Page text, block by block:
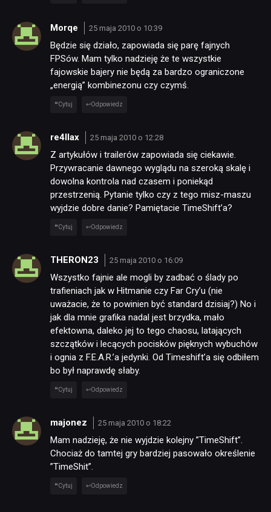
Morqe 25 maja 2010 o 10:39
Będzie się działo, zapowiada się parę fajnych
FPSów. Mam tylko nadzieję że te wszystkie
fajowskie bajery nie będą za bardzo ograniczone
„energią” kombinezonu czy czymś.
Cytuj Odpowiedz
re4llax 25 maja 2010 o 12:28
Z artykułów i trailerów zapowiada się ciekawie.
Przywracanie dawnego wyglądu na szeroką skalę i
dowolna kontrola nad czasem i poniekąd
przestrzenią. Pytanie tylko czy z tego misz-maszu
wyjdzie dobre danie? Pamiętacie TimeShift’a?
Cytuj Odpowiedz
THERON23 25 maja 2010 o 16:09
Wszystko fajnie ale mogli by zadbać o ślady po
trafieniach jak w Hitmanie czy Far Cry’u (nie
uważacie, że to powinien być standard dzisiaj?) No i
jak dla mnie grafika nadal jest brzydka, mało
efektowna, daleko jej to tego chaosu, latających
szczątków i lecących pocisków pięknych wybuchów
i ognia z F.E.A.R.’a jedynki. Od Timeshift’a się odbiłem
bo był naprawdę słaby.
Cytuj Odpowiedz
majonez 25 maja 2010 o 18:22
Mam nadzieję, że nie wyjdzie kolejny ”TimeShift”.
Chociaż do tamtej gry bardziej pasowało określenie
”TimeShit”.
Cytuj Odpowiedz